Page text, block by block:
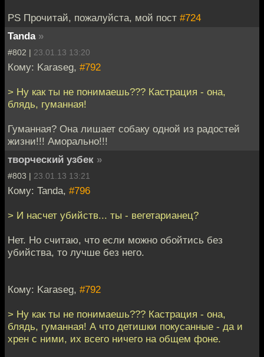
PS Прочитай, пожалуйста, мой пост #724
Tanda »
#802 | 23.01.13 13:20
Кому: Karaseg, #792
> Ну как ты не понимаешь??? Кастрация - она,
блядь, гуманная!
Гуманная? Она лишает собаку одной из радостей
жизни!!! Аморально!!!
творческий узбек »
#803 | 23.01.13 13:21
Кому: Tanda, #796
> И насчет убийств... ты - вегетарианец?
Нет. Но считаю, что если можно обойтись без
убийства, то лучше без него.
Кому: Karaseg, #792
> Ну как ты не понимаешь??? Кастрация - она,
блядь, гуманная! А что детишки покусанные - да и
хрен с ними, их всего ничего на общем фоне.